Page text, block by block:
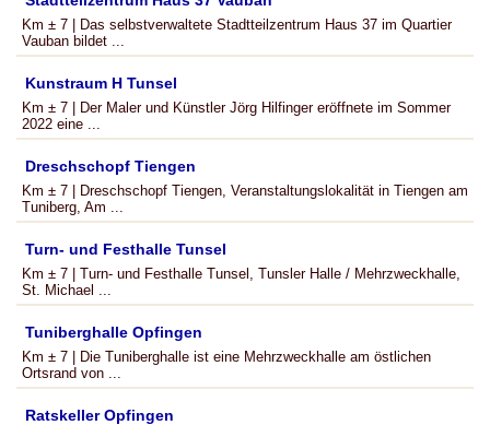
Km ± 7 | Das selbstverwaltete Stadtteilzentrum Haus 37 im Quartier
Vauban bildet ...
Kunstraum H Tunsel
Km ± 7 | Der Maler und Künstler Jörg Hilfinger eröffnete im Sommer
2022 eine ...
Dreschschopf Tiengen
Km ± 7 | Dreschschopf Tiengen, Veranstaltungslokalität in Tiengen am
Tuniberg, Am ...
Turn- und Festhalle Tunsel
Km ± 7 | Turn- und Festhalle Tunsel, Tunsler Halle / Mehrzweckhalle,
St. Michael ...
Tuniberghalle Opfingen
Km ± 7 | Die Tuniberghalle ist eine Mehrzweckhalle am östlichen
Ortsrand von ...
Ratskeller Opfingen